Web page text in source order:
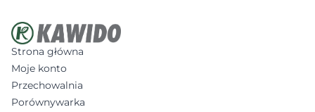
Strona główna
Moje konto
Przechowalnia
Porównywarka